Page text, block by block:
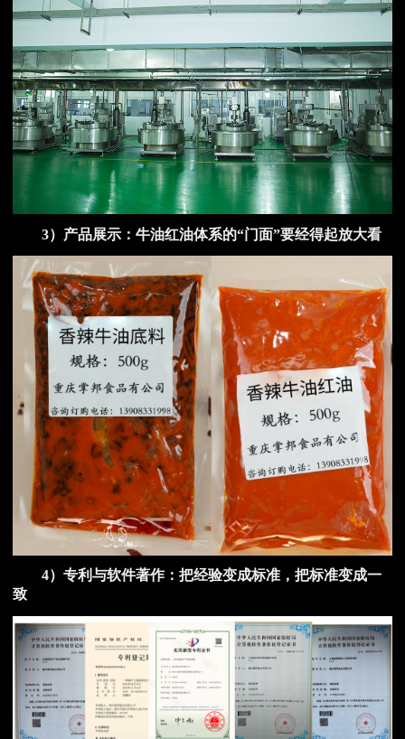
3）产品展示：牛油红油体系的“门面”要经得起放大看
4）专利与软件著作：把经验变成标准，把标准变成一
致